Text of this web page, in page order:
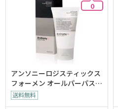
0
アンソニーロジスティックス
フォーメン オールパーパスフ
ェイシャルモイスチャライザ
ー